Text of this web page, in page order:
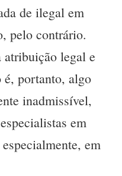
de ilegal em
pelo contrário.
atribuição legal e
portanto, algo
inadmissível,
em
em